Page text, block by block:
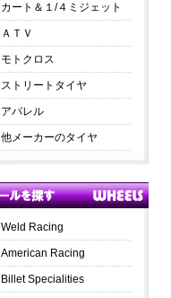
カート＆１/４ミジェット
ＡＴＶ
モトクロス
ストリートタイヤ
アパレル
他メーカーのタイヤ
Weld Racing
American Racing
Billet Specialities